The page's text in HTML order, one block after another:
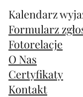
Działamy oficjalnie
Rejestru
posiadamy
Kalendarz
Formularz
Fotorelacje
O Nas
Certyfikaty
Kontakt